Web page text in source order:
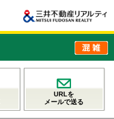
URLを
メールで送る